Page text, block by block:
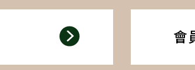
會